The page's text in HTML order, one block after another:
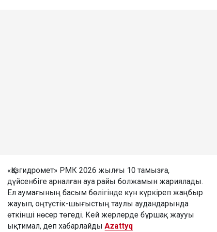
«Қазгидромет» РМК 2026 жылғы 10 тамызға,
дүйсенбіге арналған ауа райы болжамын жариялады.
Ел аумағының басым бөлігінде күн күркіреп жаңбыр
жауып, оңтүстік-шығыстың таулы аудандарында
өткінші нөсер төгеді. Кей жерлерде бұршақ жаууы
ықтимал, деп хабарлайды Azattyq